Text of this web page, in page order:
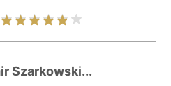
Szarkowski...